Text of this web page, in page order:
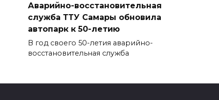
Аварийно-восстановительная
служба ТТУ Самары обновила
автопарк к 50-летию
В год своего 50-летия аварийно-
восстановительная служба